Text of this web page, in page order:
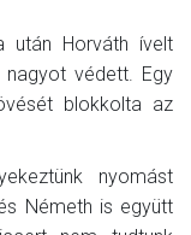
után Horváth ívelt
védett. Egy
blokkolta az
nyomást
Németh is együtt